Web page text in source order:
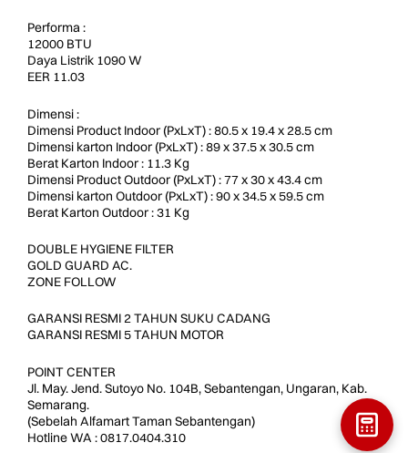
Performa :
12000 BTU
Daya Listrik 1090 W
EER 11.03
Dimensi :
Dimensi Product Indoor (PxLxT) : 80.5 x 19.4 x 28.5 cm
Dimensi karton Indoor (PxLxT) : 89 x 37.5 x 30.5 cm
Berat Karton Indoor : 11.3 Kg
Dimensi Product Outdoor (PxLxT) : 77 x 30 x 43.4 cm
Dimensi karton Outdoor (PxLxT) : 90 x 34.5 x 59.5 cm
Berat Karton Outdoor : 31 Kg
DOUBLE HYGIENE FILTER
GOLD GUARD AC.
ZONE FOLLOW
GARANSI RESMI 2 TAHUN SUKU CADANG
GARANSI RESMI 5 TAHUN MOTOR
POINT CENTER
Jl. May. Jend. Sutoyo No. 104B, Sebantengan, Ungaran, Kab.
Semarang.
(Sebelah Alfamart Taman Sebantengan)
Hotline WA : 0817.0404.310